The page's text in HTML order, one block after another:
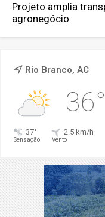
Projeto amplia
agronegócio
Rio Branco, AC
36°
37°
Sensação
2.5 km/h
Vento